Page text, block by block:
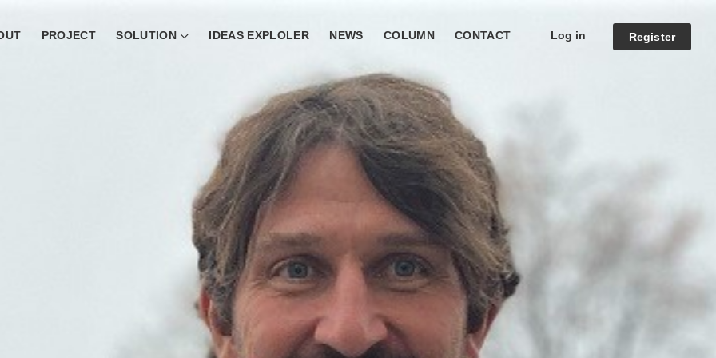
PROJECT SOLUTION IDEAS EXPLOLER NEWS COLUMN CONTACT Log in Register